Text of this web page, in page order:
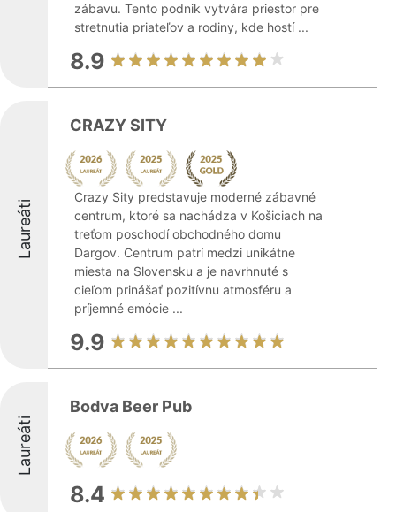
zábavu. Tento podnik vytvára priestor pre
stretnutia priateľov a rodiny, kde hostí ...
8.9
Laureáti
CRAZY SITY
Crazy Sity predstavuje moderné zábavné
centrum, ktoré sa nachádza v Košiciach na
treťom poschodí obchodného domu
Dargov. Centrum patrí medzi unikátne
miesta na Slovensku a je navrhnuté s
cieľom prinášať pozitívnu atmosféru a
príjemné emócie ...
9.9
Laureáti
Bodva Beer Pub
8.4